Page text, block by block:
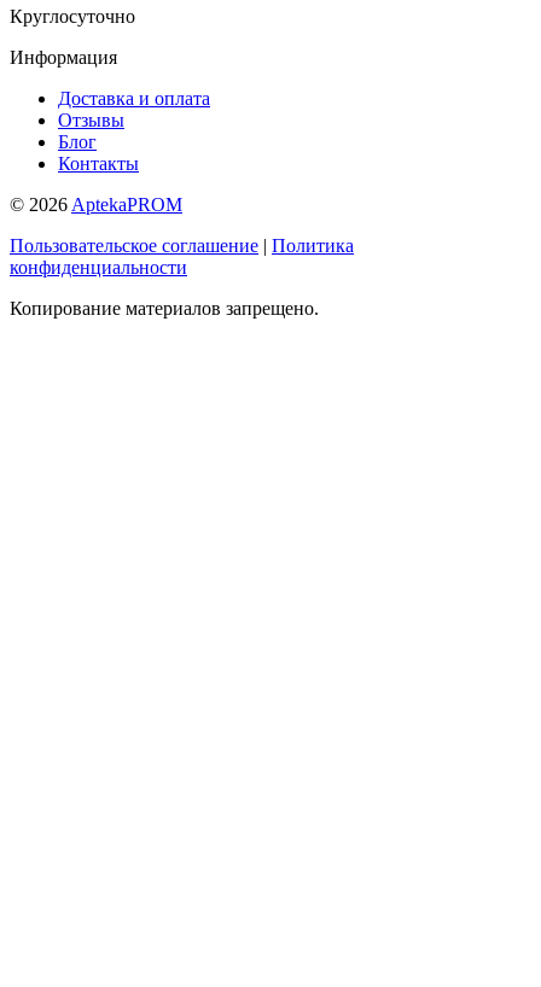
Круглосуточно
Информация
Доставка и оплата
Отзывы
Блог
Контакты
© 2026 AptekaPROM
Пользовательское соглашение | Политика
конфиденциальности
Копирование материалов запрещено.